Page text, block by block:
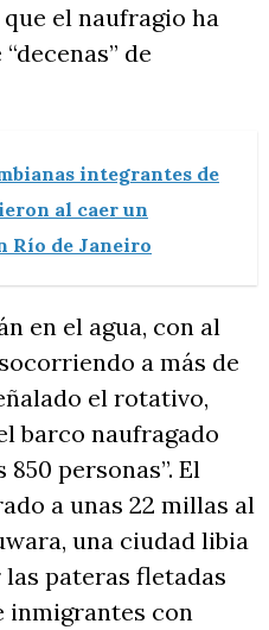
el naufragio ha
de
integrantes de
al caer un
de Janeiro
en el agua, con al
a más de
el rotativo,
barco naufragado
personas”. El
a unas 22 millas al
una ciudad libia
pateras fletadas
inmigrantes con